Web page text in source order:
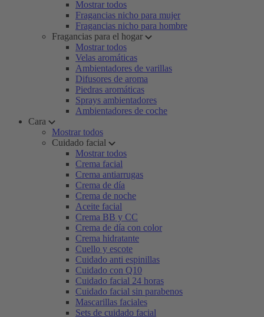
Mostrar todos
Fragancias nicho para mujer
Fragancias nicho para hombre
Fragancias para el hogar
Mostrar todos
Velas aromáticas
Ambientadores de varillas
Difusores de aroma
Piedras aromáticas
Sprays ambientadores
Ambientadores de coche
Cara
Mostrar todos
Cuidado facial
Mostrar todos
Crema facial
Crema antiarrugas
Crema de día
Crema de noche
Aceite facial
Crema BB y CC
Crema de día con color
Crema hidratante
Cuello y escote
Cuidado anti espinillas
Cuidado con Q10
Cuidado facial 24 horas
Cuidado facial sin parabenos
Mascarillas faciales
Sets de cuidado facial